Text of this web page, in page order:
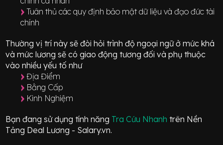
Tuân thủ các quy định bảo mật dữ liệu và đạo đức tài
chính
Thường vị trí này sẽ đòi hỏi trình độ ngoại ngữ ở mứckhá
và mức lương sẽ có giao động tương đối và phụ thuộc
vào nhiều yếu tố như
Địa Điểm
Bằng Cấp
Kinh Nghiệm
Bạn đang sử dụng tính năng Tra Cứu Nhanh trên Nền
Tảng Deal Lương - Salary.vn.